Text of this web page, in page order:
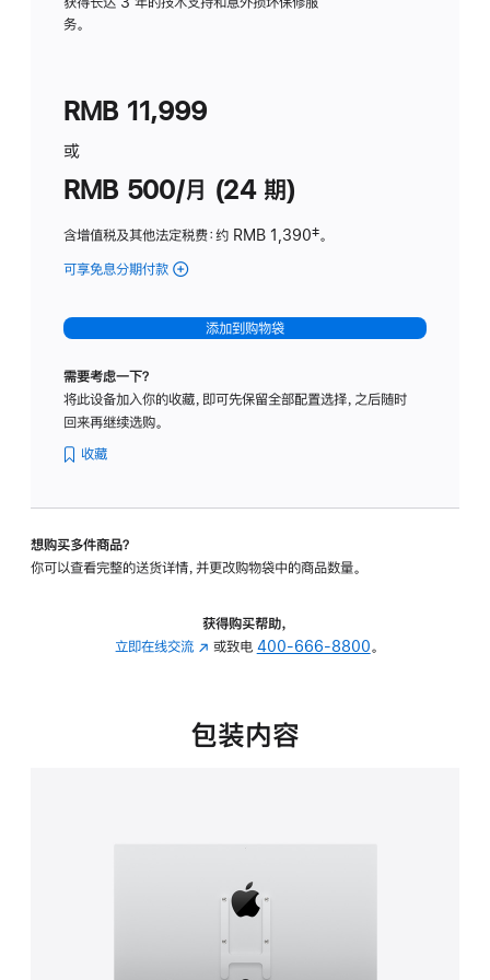
务。
RMB 11,999
或
RMB 500/月 (24 期)
含增值税及其他法定税费：约 RMB 1,390脚
‡。
可享免息分期付款 (Studio
-
标
璃
转
的
添加到购物袋
需要考虑一下？
将此设备加入你的收藏，即可先保留全部配置选择，之后随时
回来再继续选购。
收藏
想购买多件商品？
你可以查看完整的送货详情，并更改购物袋中的商品数量。
获得购买帮助，
立即在线交流 (在
中
或致电 400-666-8800。
包装内容